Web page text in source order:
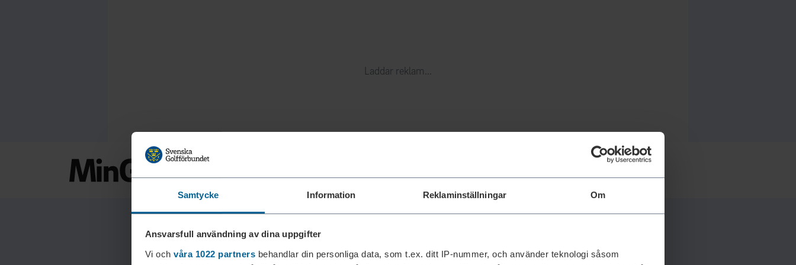
Samtycke Information Reklaminställningar Om
Ansvarsfull användning av dina uppgifter
Vi och våra 1022 partners behandlar din personliga data, som t.ex. ditt IP-nummer, och använder teknologi såsom
Laddar reklam...